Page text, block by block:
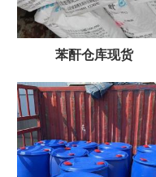
苯酐仓库现货